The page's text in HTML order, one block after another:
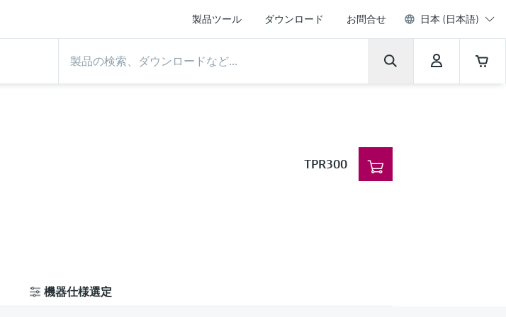
製品ツール ダウンロード お問合せ 日本 (日本語)
TPR300
機器仕様選定